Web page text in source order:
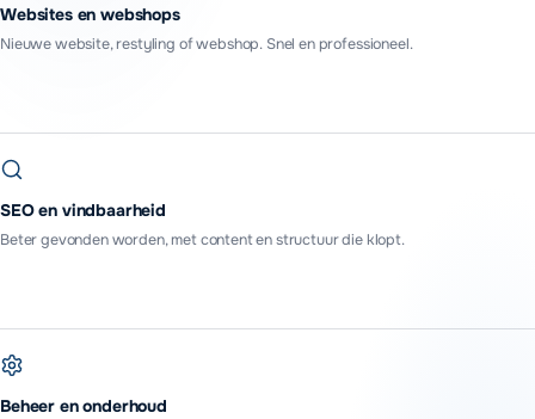
Websites en webshops
Nieuwe website, restyling of webshop. Snel en professioneel.
SEO en vindbaarheid
Beter gevonden worden, met content en structuur die klopt.
Beheer en onderhoud